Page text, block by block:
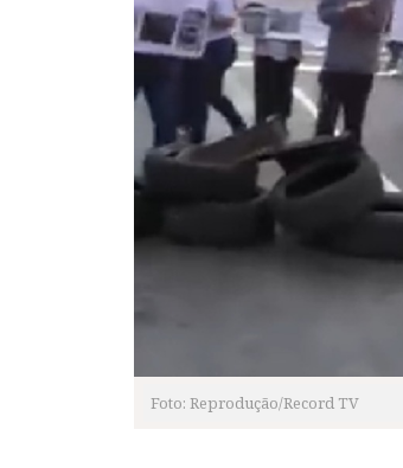
Foto: Reprodução/Record TV